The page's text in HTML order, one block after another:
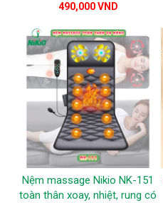
490,000 VND
Nệm massage Nikio NK-151
toàn thân xoay, nhiệt, rung có